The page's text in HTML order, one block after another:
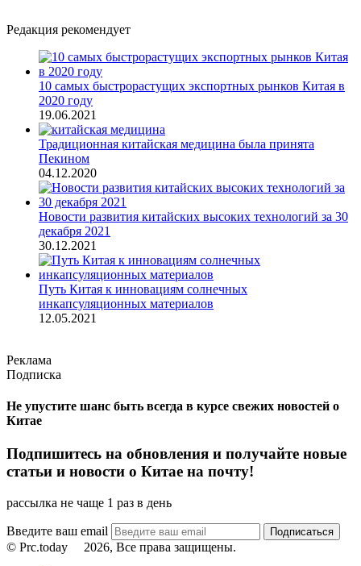
Редакция рекомендует
10 самых быстрорастущих экспортных рынков Китая в
2020 году
19.06.2021
Традиционная китайская медицина была принята
Пекином
04.12.2020
Новости развития китайских высоких технологий за 30
декабря 2021
30.12.2021
Путь Китая к инновациям солнечных
инкапсуляционных материалов
12.05.2021
Реклама
Подписка
Не упустите шанс быть всегда в курсе свежих новостей о
Китае
Подпишитесь на обновления и получайте новые
статьи и новости о Китае на почту!
рассылка не чаще 1 раз в день
Введите ваш email
© Prc.today
2026, Все права защищены.